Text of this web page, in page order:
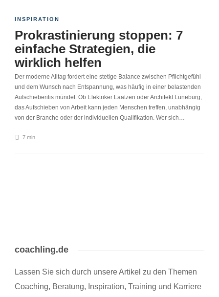
INSPIRATION
Prokrastinierung stoppen: 7
einfache Strategien, die
wirklich helfen
Der moderne Alltag fordert eine stetige Balance zwischen Pflichtgefühl
und dem Wunsch nach Entspannung, was häufig in einer belastenden
Aufschieberitis mündet. Ob Elektriker Laatzen oder Architekt Lüneburg,
das Aufschieben von Arbeit kann jeden Menschen treffen, unabhängig
von der Branche oder der individuellen Qualifikation. Wer sich…
7 min
coachling.de
Lassen Sie sich durch unsere Artikel zu den Themen
Coaching, Beratung, Inspiration, Training und Karriere